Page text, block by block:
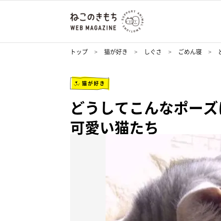
トップ 猫が好き しぐさ ごめん寝
猫が好き
どうしてこんなポー
可愛い猫たち